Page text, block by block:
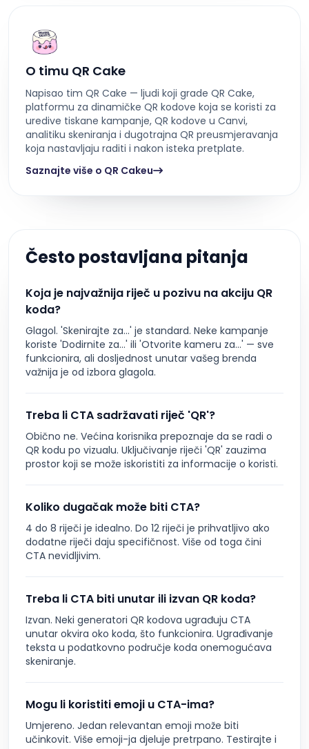
O timu QR Cake
Napisao tim QR Cake — ljudi koji grade QR Cake,
platformu za dinamičke QR kodove koja se koristi za
uredive tiskane kampanje, QR kodove u Canvi,
analitiku skeniranja i dugotrajna QR preusmjeravanja
koja nastavljaju raditi i nakon isteka pretplate.
Saznajte više o QR Cakeu
Često postavljana pitanja
Koja je najvažnija riječ u pozivu na akciju QR
koda?
Glagol. 'Skenirajte za...' je standard. Neke kampanje
koriste 'Dodirnite za...' ili 'Otvorite kameru za...' — sve
funkcionira, ali dosljednost unutar vašeg brenda
važnija je od izbora glagola.
Treba li CTA sadržavati riječ 'QR'?
Obično ne. Većina korisnika prepoznaje da se radi o
QR kodu po vizualu. Uključivanje riječi 'QR' zauzima
prostor koji se može iskoristiti za informacije o koristi.
Koliko dugačak može biti CTA?
4 do 8 riječi je idealno. Do 12 riječi je prihvatljivo ako
dodatne riječi daju specifičnost. Više od toga čini
CTA nevidljivim.
Treba li CTA biti unutar ili izvan QR koda?
Izvan. Neki generatori QR kodova ugrađuju CTA
unutar okvira oko koda, što funkcionira. Ugrađivanje
teksta u podatkovno područje koda onemogućava
skeniranje.
Mogu li koristiti emoji u CTA-ima?
Umjereno. Jedan relevantan emoji može biti
učinkovit. Više emoji-ja djeluje pretrpano. Testirajte i